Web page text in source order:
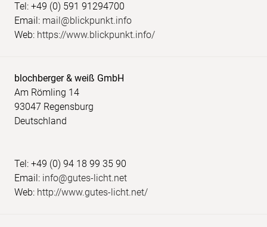
Tel: +49 (0) 591 91294700
Email: mail@blickpunkt.info
Web: https://www.blickpunkt.info/
blochberger & weiß GmbH
Am Römling 14
93047 Regensburg
Deutschland
Tel: +49 (0) 94 18 99 35 90
Email: info@gutes-licht.net
Web: http://www.gutes-licht.net/